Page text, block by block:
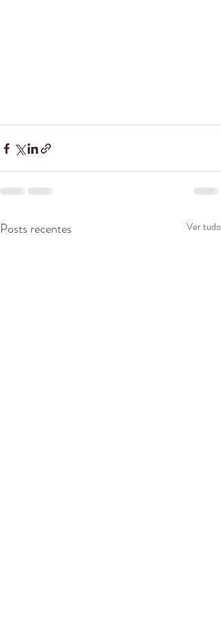
Posts recentes Ver tudo